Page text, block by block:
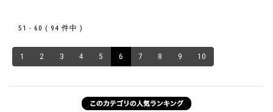
51 - 60 ( 94 件中 )
1 2 3 4 5 6 7 8 9 10